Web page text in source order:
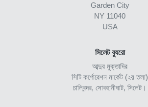
Garden City
NY 11040
USA
সিলেট ব্যুরো
আব্দুর মুক্তাদির
সিটি কর্পোরেশন মার্কেট (২য় তলা)
চালিবন্দর, সোবহানীঘাট, সিলেট।